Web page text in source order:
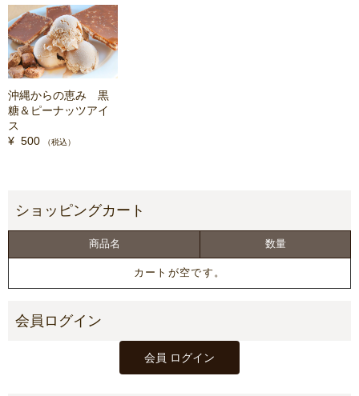
沖縄からの恵み 黒
糖＆ピーナッツアイ
ス
¥ 500
（税込）
商品名 数量
カートが空です。